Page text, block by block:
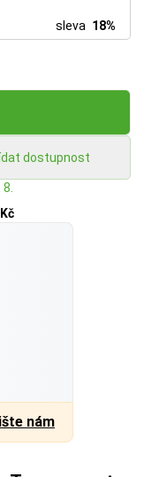
sleva 18%
dostupnost
nám